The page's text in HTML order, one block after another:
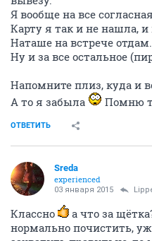
Я вообще на все
Карту я так и не нашла, и
Наташе на встрече отдам.
Ну и за все остальное
Напомните плиз, куда и
А то я забыла
Помню
ОТВЕТИТЬ
Sreda
experienced
03 января 2015
Классно
а что за
нормально почистить,